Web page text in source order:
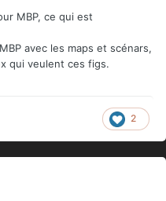
MBP, ce qui est
avec les maps et scénars,
qui veulent ces figs.
2